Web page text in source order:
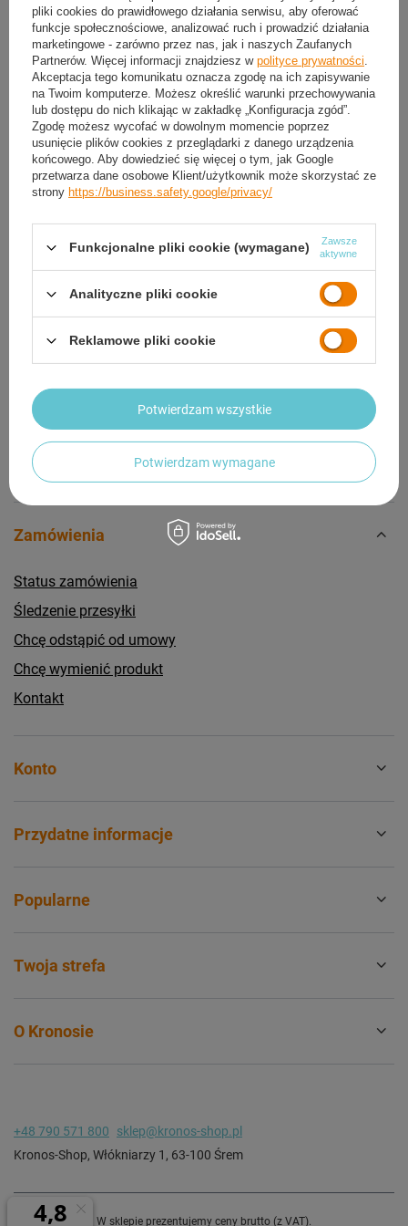
30
dni na łatwy zwrot
Ten produkt nie jest dostępny w sklepie stacjonarnym
Bezpieczne zakupy
OPIS
SZCZEGÓŁOWE DANE
GWARANCJA
Potrzebujesz pomocy? Masz pytania?
dla innych.
Zamówienia
Status zamówienia
Śledzenie przesyłki
Chcę odstąpić od umowy
Chcę wymienić produkt
Kontakt
Konto
Przydatne informacje
Popularne
Twoja strefa
O Kronosie
+48 790 571 800
sklep@kronos-shop.pl
Kronos-Shop, Włókniarzy 1 , 63-100 Śrem
W sklepie prezentujemy ceny brutto (z VAT).
pliki cookies do prawidłowego działania serwisu, aby oferować
funkcje społecznościowe, analizować ruch i prowadzić działania
marketingowe - zarówno przez nas, jak i naszych Zaufanych
Partnerów. Więcej informacji znajdziesz w polityce prywatności
Akceptacja tego komunikatu oznacza zgodę na ich zapisywanie
na Twoim komputerze. Możesz określić warunki przechowywania
lub dostępu do nich klikając w zakładkę „Konfiguracja zgód”.
Zgodę możesz wycofać w dowolnym momencie poprzez
usunięcie plików cookies z przeglądarki z danego urządzenia
końcowego. Aby dowiedzieć się więcej o tym, jak Google
przetwarza dane osobowe Klient/użytkownik może skorzystać ze
strony https://business.safety.google/privacy/
Funkcjonalne pliki cookie (wymagane)
Zawsze
aktywne
Analityczne pliki cookie
Reklamowe pliki cookie
Potwierdzam wymagane
Potwierdzam wszystkie